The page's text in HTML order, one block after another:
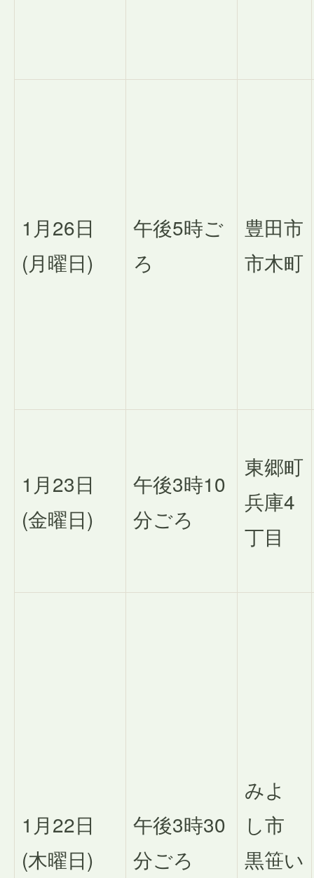
1月26日
(月曜日)
午後5時ご
ろ
豊田市
市木町
1月23日
(金曜日)
午後3時10
分ごろ
東郷町
兵庫4
丁目
1月22日
(木曜日)
午後3時30
分ごろ
みよ
し市
黒笹い